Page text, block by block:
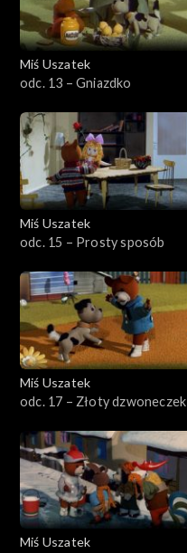
Miś Uszatek
odc. 13 – Gniazdko
Miś Uszatek
odc. 15 – Prosty sposób
Miś Uszatek
odc. 17 – Złoty dzwoneczek
Miś Uszatek